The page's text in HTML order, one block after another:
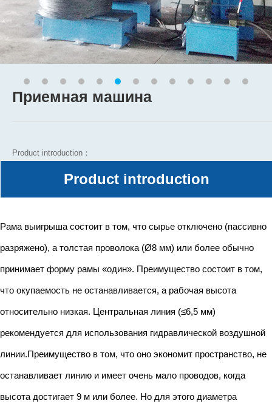
Приемная машина
Product introduction：
Product introduction
Рама выигрыша состоит в том, что сырье отключено (пассивно
разряжено), а толстая проволока (Ø8 мм) или более обычно
принимает форму рамы «один». Преимущество состоит в том,
что окупаемость не останавливается, а рабочая высота
относительно низкая. Центральная линия (≤6,5 мм)
рекомендуется для использования гидравлической воздушной
линии.Преимущество в том, что оно экономит пространство, не
останавливает линию и имеет очень мало проводов, когда
высота достигает 9 м или более. Но для этого диаметра